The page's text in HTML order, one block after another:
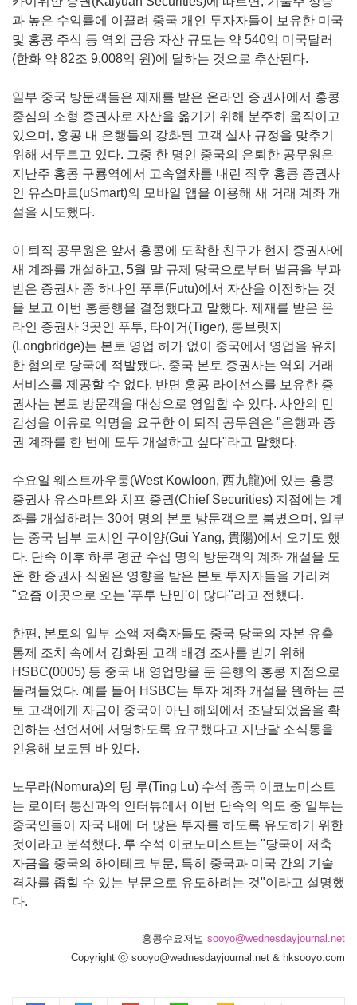
과 높은 수익률에 이끌려 중국 개인 투자자들이 보유한 미국
및 홍콩 주식 등 역외 금융 자산 규모는 약 540억 미국달러
(한화 약 82조 9,008억 원)에 달하는 것으로 추산된다.
일부 중국 방문객들은 제재를 받은 온라인 증권사에서 홍콩
중심의 소형 증권사로 자산을 옮기기 위해 분주히 움직이고
있으며, 홍콩 내 은행들의 강화된 고객 실사 규정을 맞추기
위해 서두르고 있다. 그중 한 명인 중국의 은퇴한 공무원은
지난주 홍콩 구룡역에서 고속열차를 내린 직후 홍콩 증권사
인 유스마트(uSmart)의 모바일 앱을 이용해 새 거래 계좌 개
설을 시도했다.
이 퇴직 공무원은 앞서 홍콩에 도착한 친구가 현지 증권사에
새 계좌를 개설하고, 5월 말 규제 당국으로부터 벌금을 부과
받은 증권사 중 하나인 푸투(Futu)에서 자산을 이전하는 것
을 보고 이번 홍콩행을 결정했다고 말했다. 제재를 받은 온
라인 증권사 3곳인 푸투, 타이거(Tiger), 롱브릿지
(Longbridge)는 본토 영업 허가 없이 중국에서 영업을 유치
한 혐의로 당국에 적발됐다. 중국 본토 증권사는 역외 거래
서비스를 제공할 수 없다. 반면 홍콩 라이선스를 보유한 증
권사는 본토 방문객을 대상으로 영업할 수 있다. 사안의 민
감성을 이유로 익명을 요구한 이 퇴직 공무원은 "은행과 증
권 계좌를 한 번에 모두 개설하고 싶다"라고 말했다.
수요일 웨스트까우룽(West Kowloon, 西九龍)에 있는 홍콩
증권사 유스마트와 치프 증권(Chief Securities) 지점에는 계
좌를 개설하려는 30여 명의 본토 방문객으로 붐볐으며, 일부
는 중국 남부 도시인 구이양(Gui Yang, 貴陽)에서 오기도 했
다. 단속 이후 하루 평균 수십 명의 방문객의 계좌 개설을 도
운 한 증권사 직원은 영향을 받은 본토 투자자들을 가리켜
"요즘 이곳으로 오는 '푸투 난민'이 많다"라고 전했다.
한편, 본토의 일부 소액 저축자들도 중국 당국의 자본 유출
통제 조치 속에서 강화된 고객 배경 조사를 받기 위해
HSBC(0005) 등 중국 내 영업망을 둔 은행의 홍콩 지점으로
몰려들었다. 예를 들어 HSBC는 투자 계좌 개설을 원하는 본
토 고객에게 자금이 중국이 아닌 해외에서 조달되었음을 확
인하는 선언서에 서명하도록 요구했다고 지난달 소식통을
인용해 보도된 바 있다.
노무라(Nomura)의 팅 루(Ting Lu) 수석 중국 이코노미스트
는 로이터 통신과의 인터뷰에서 이번 단속의 의도 중 일부는
중국인들이 자국 내에 더 많은 투자를 하도록 유도하기 위한
것이라고 분석했다. 루 수석 이코노미스트는 "당국이 저축
자금을 중국의 하이테크 부문, 특히 중국과 미국 간의 기술
격차를 좁힐 수 있는 부문으로 유도하려는 것"이라고 설명했
다.
홍콩수요저널 sooyo@wednesdayjournal.net
Copyright ⓒ sooyo@wednesdayjournal.net & hksooyo.com